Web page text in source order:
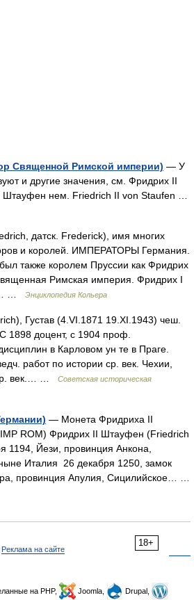
Священной Римской империи) — У
и другие значения, см. Фридрих II
Штауфен нем. Friedrich II von Staufen …
датск. Frederick), имя многих
и королей. ИМПЕРАТОРЫ Германия.
также королем Пруссии как Фридрих
Римская империя. Фридрих I
…
Энциклопедия Кольера
Густав (4.VI.1871 19.XI.1943) чеш.
1898 доцент, с 1904 проф.
в Карловом ун те в Праге.
работ по истории ср. век. Чехии,
век.… …
Советская историческая
— Монета Фридриха II
IMP ROM) Фридрих II Штауфен (Friedrich
1194, Йези, провинция Анкона,
Италия 26 декабря 1250, замок
провинция Апулия, Сицилийское… …
18+
Реклама на сайте
на PHP, Joomla,
Drupal,